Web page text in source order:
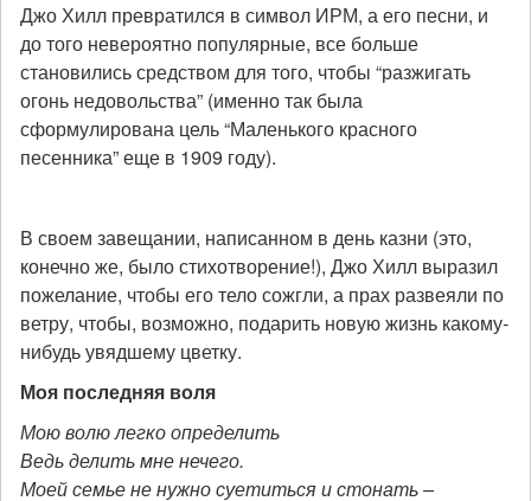
Джо Хилл превратился в символ ИРМ, а его песни, и
до того невероятно популярные, все больше
становились средством для того, чтобы “разжигать
огонь недовольства” (именно так была
сформулирована цель “Маленького красного
песенника” еще в 1909 году).
В своем завещании, написанном в день казни (это,
конечно же, было стихотворение!), Джо Хилл выразил
пожелание, чтобы его тело сожгли, а прах развеяли по
ветру, чтобы, возможно, подарить новую жизнь какому-
нибудь увядшему цветку.
Моя последняя воля
Мою волю легко определить
Ведь делить мне нечего.
Моей семье не нужно суетиться и стонать –